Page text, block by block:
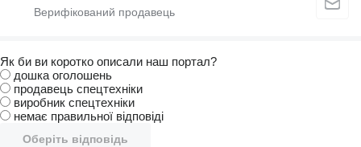
Як би ви коротко описали наш портал?
дошка оголошень
продавець спецтехніки
виробник спецтехніки
немає правильної відповіді
Оберіть відповідь